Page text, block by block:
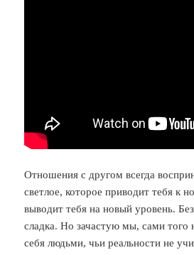
Отношения с другом всегда
светлое, которое приводит тебя к
выводит тебя на новый уровень.
сладка. Но зачастую мы, сами того
себя людьми, чьи реальности не